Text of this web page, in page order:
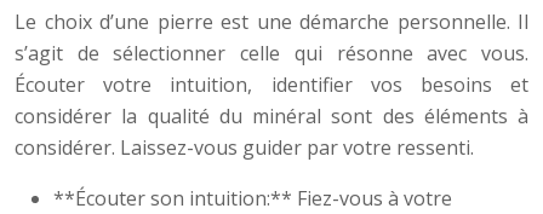
Le choix d’une pierre est une démarche personnelle. Il
s’agit de sélectionner celle qui résonne avec vous.
Écouter votre intuition, identifier vos besoins et
considérer la qualité du minéral sont des éléments à
considérer. Laissez-vous guider par votre ressenti.
**Écouter son intuition:** Fiez-vous à votre